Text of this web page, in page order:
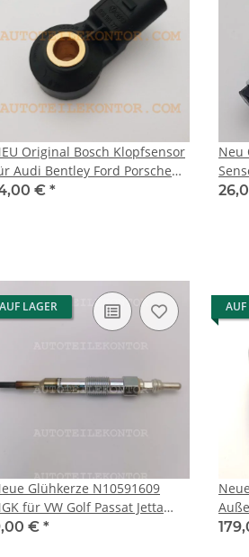
Original Bosch Klopfsensor
Audi Bentley Ford Porsche
Skoda & VW
€ *
Neu
X4
AUF LAGER
Glühkerze N10591609
für VW Golf Passat Jetta
Beetle 1.9TDI BEW BHW
€ *
AUF
links